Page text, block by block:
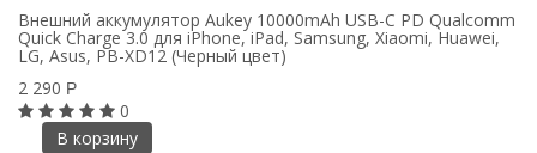
Внешний аккумулятор Aukey 10000mAh USB-C PD Qualcomm
Quick Charge 3.0 для iPhone, iPad, Samsung, Xiaomi, Huawei,
LG, Asus, PB-XD12 (Черный цвет)
2 290 Р
0
В корзину